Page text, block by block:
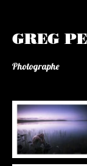
GREG
Photographe